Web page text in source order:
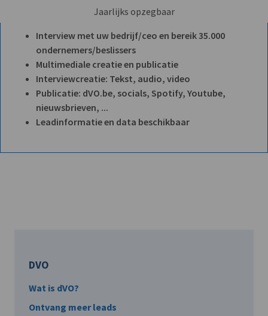
Jaarlijks opzegbaar
Interview met uw bedrijf/ceo en bereik 35.000
ondernemers/beslissers
Multimediale creatie en publicatie
Interviewcreatie: Tekst, audio, video
Publicatie: dVO.be, socials, Spotify, Youtube,
nieuwsbrieven, ...
Leadinformatie en data beschikbaar
DVO
Wat is dVO?
Ontvang meer leads